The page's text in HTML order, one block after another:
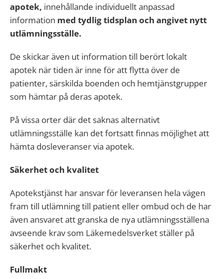
apotek, innehållande individuellt anpassad
information med tydlig tidsplan och angivet nytt
utlämningsställe.
De skickar även ut information till berört lokalt
apotek när tiden är inne för att flytta över de
patienter, särskilda boenden och hemtjänstgrupper
som hämtar på deras apotek.
På vissa orter där det saknas alternativt
utlämningsställe kan det fortsatt finnas möjlighet att
hämta dosleveranser via apotek.
Säkerhet och kvalitet
Apotekstjänst har ansvar för leveransen hela vägen
fram till utlämning till patient eller ombud och de har
även ansvaret att granska de nya utlämningsställena
avseende krav som Läkemedelsverket ställer på
säkerhet och kvalitet.
Fullmakt